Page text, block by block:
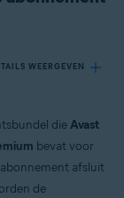
WEERGEVEN
dieAvast
bevat voor
afsluit
de